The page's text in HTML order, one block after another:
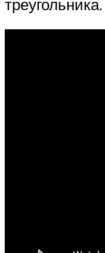
треугольника.